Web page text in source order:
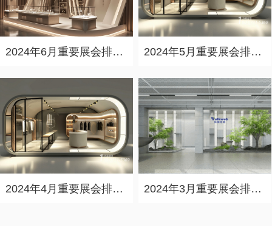
2024年6月重要展会排期信息，展会策划展台设计搭建公司推荐 2024年5月重要展会排期信息，展台设计定制厂家推荐
2024年4月重要展会排期信息，展会展台设计搭建公司推荐 2024年3月重要展会排期信息，展台设计搭建公司推荐